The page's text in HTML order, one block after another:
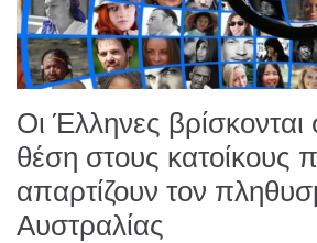
Οι Έλληνες βρίσκονται
θέση στους κατοίκους
απαρτίζουν τον
Αυστραλίας